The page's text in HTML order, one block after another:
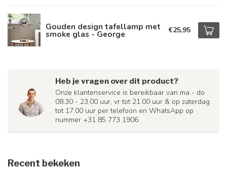
Gouden design tafellamp met
smoke glas - George €25,95
Heb je vragen over dit product?
Onze klantenservice is bereikbaar van ma - do
08.30 - 23.00 uur, vr tot 21.00 uur & op zaterdag
tot 17.00 uur per telefoon en WhatsApp op
nummer +31 85 773 1906
Recent bekeken